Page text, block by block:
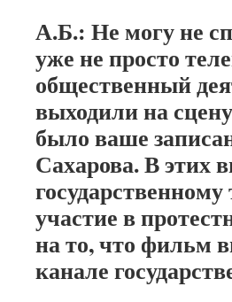
А.Б.: Не могу не
уже не просто
общественный
выходили на
было ваше
Сахарова. В этих
участие в
на то, что фильм
канале